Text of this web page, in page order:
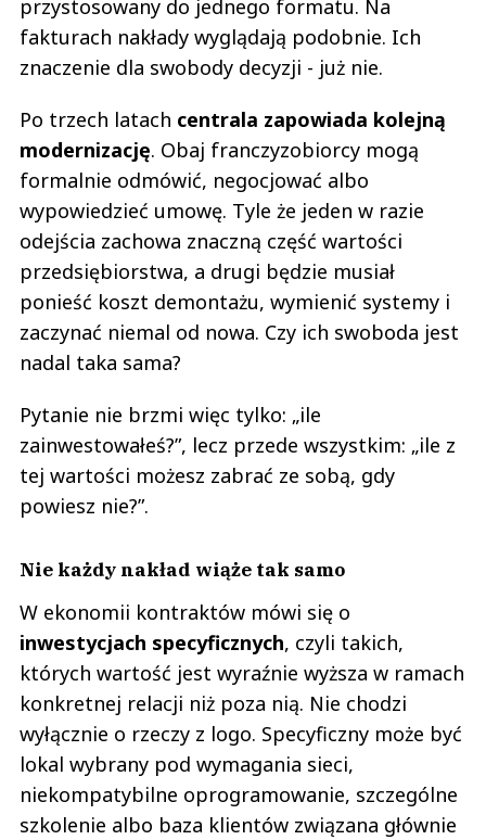
przystosowany do jednego formatu. Na
fakturach nakłady wyglądają podobnie. Ich
znaczenie dla swobody decyzji - już nie.
Po trzech latach centrala zapowiada kolejną
modernizację. Obaj franczyzobiorcy mogą
formalnie odmówić, negocjować albo
wypowiedzieć umowę. Tyle że jeden w razie
odejścia zachowa znaczną część wartości
przedsiębiorstwa, a drugi będzie musiał
ponieść koszt demontażu, wymienić systemy i
zaczynać niemal od nowa. Czy ich swoboda jest
nadal taka sama?
Pytanie nie brzmi więc tylko: „ile
zainwestowałeś?”, lecz przede wszystkim: „ile z
tej wartości możesz zabrać ze sobą, gdy
powiesz nie?”.
Nie każdy nakład wiąże tak samo
W ekonomii kontraktów mówi się o
inwestycjach specyficznych, czyli takich,
których wartość jest wyraźnie wyższa w ramach
konkretnej relacji niż poza nią. Nie chodzi
wyłącznie o rzeczy z logo. Specyficzny może być
lokal wybrany pod wymagania sieci,
niekompatybilne oprogramowanie, szczególne
szkolenie albo baza klientów związana głównie